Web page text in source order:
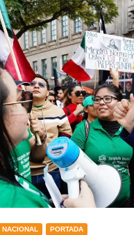
NACIONAL PORTADA